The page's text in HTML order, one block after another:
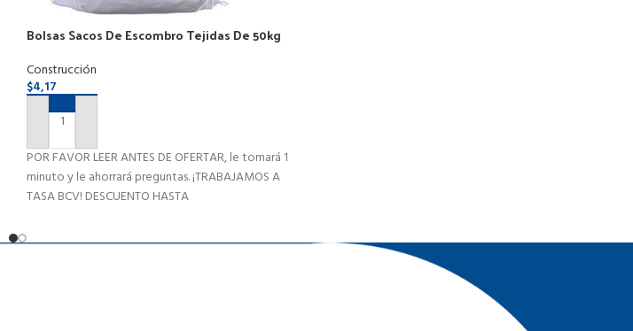
Bolsas Sacos De Escombro Tejidas De 50kg
Construcción
$4,17
AÑADIR AL CARRITO
POR FAVOR LEER ANTES DE OFERTAR, le tomará 1
minuto y le ahorrará preguntas. ¡TRABAJAMOS A
TASA BCV! DESCUENTO HASTA